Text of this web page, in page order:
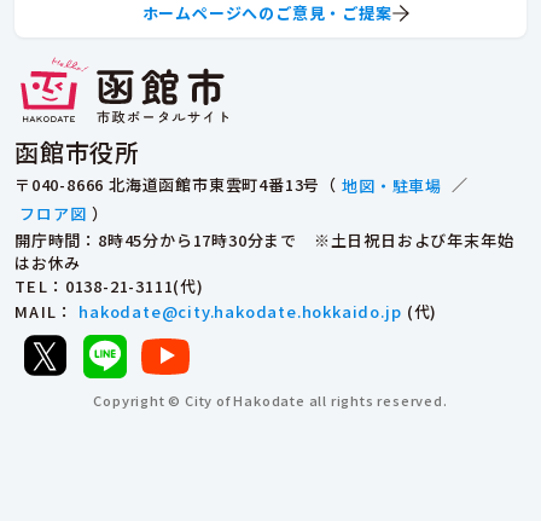
函館市役所
〒040-8666 北海道函館市東雲町4番13号（ 地図・駐車場 ／
フロア図 ）
開庁時間：8時45分から17時30分まで ※土日祝日および年末年始
はお休み
TEL ：0138-21-3111(代)
MAIL ： hakodate@city.hakodate.hokkaido.jp (代)
ホームページへのご意見・ご提案
Copyright © City of Hakodate all rights reserved.